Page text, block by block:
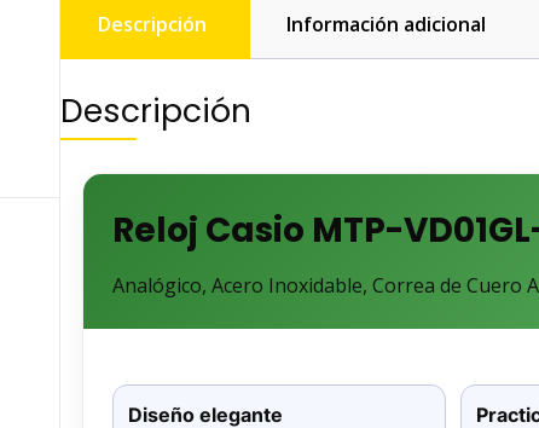
Descripción Información adicional
Descripción
Reloj Casio MTP-
Analógico, Acero Inoxidable, Correa de Cuero
Diseño elegante